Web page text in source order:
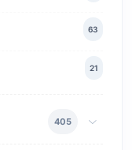
63
21
405